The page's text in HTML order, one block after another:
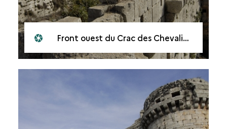
Front ouest du Crac des Chevaliers